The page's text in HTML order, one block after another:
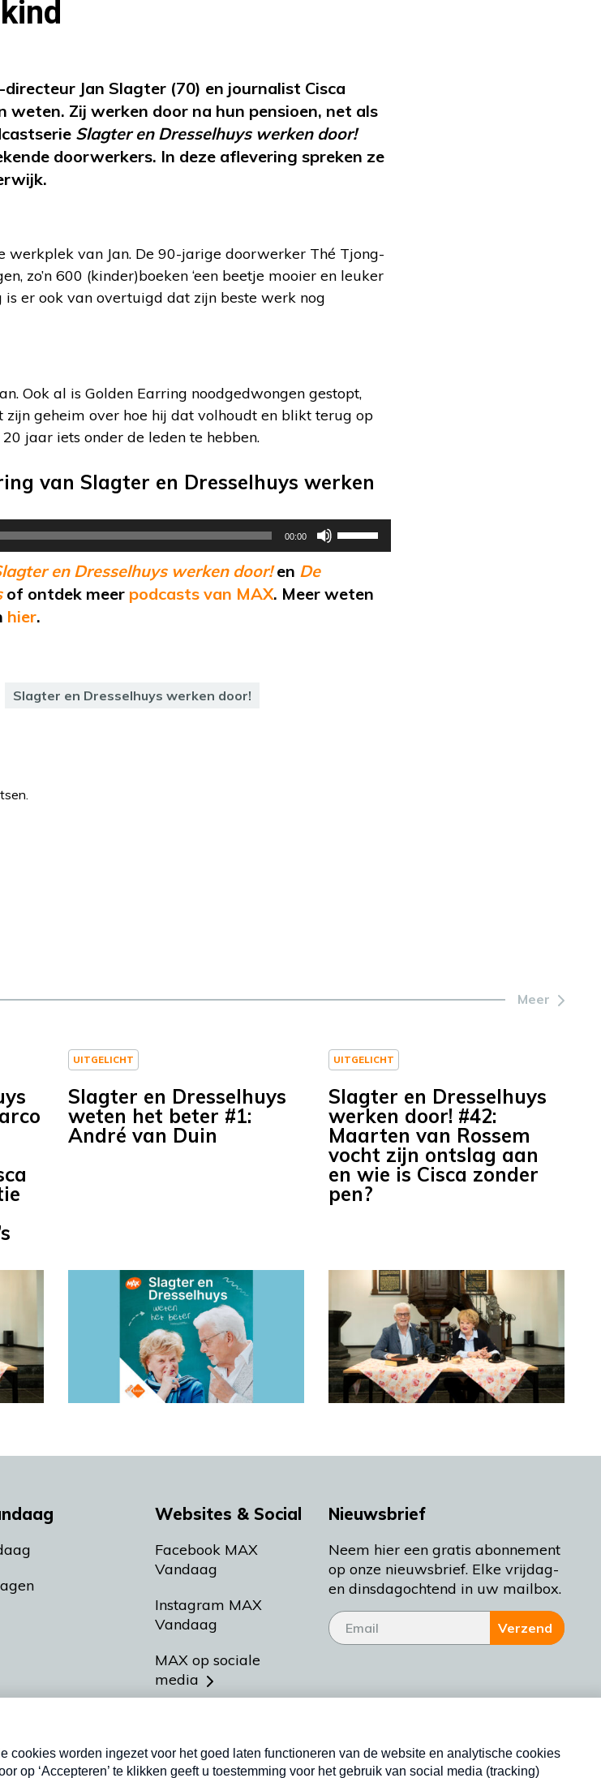
Jan Slagter (70) en journalist Cisca
weten. Zij werken door na hun pensioen, net als
Slagter en Dresselhuys werken door!
doorwerkers. In deze aflevering spreken ze
werkplek van Jan. De 90-jarige doorwerker Thé Tjong-
zo’n 600 (kinder)boeken ‘een beetje mooier en leuker
er ook van overtuigd dat zijn beste werk nog
Ook al is Golden Earring noodgedwongen gestopt,
geheim over hoe hij dat volhoudt en blikt terug op
jaar iets onder de leden te hebben.
van Slagter en Dresselhuys werken
00:00
Gebruik
Omhoog/Omlaag
om
en Dresselhuys werken door!en De
of ontdek meer podcasts van MAX. Meer weten
hier.
Slagter en Dresselhuys werken door!
Meer
UITGELICHT
Slagter en Dresselhuys
weten het beter #1:
André van Duin
UITGELICHT
Slagter en Dresselhuys
werken door! #42:
Maarten van Rossem
vocht zijn ontslag aan
en wie is Cisca zonder
pen?
Websites & Social
Facebook MAX
Vandaag
Instagram MAX
Vandaag
MAX op sociale
media
Meldpunt Actueel
Nieuwsbrief
Neem hier een gratis abonnement
op onze nieuwsbrief. Elke vrijdag-
en dinsdagochtend in uw mailbox.
Verzend
Nieuwsbrief